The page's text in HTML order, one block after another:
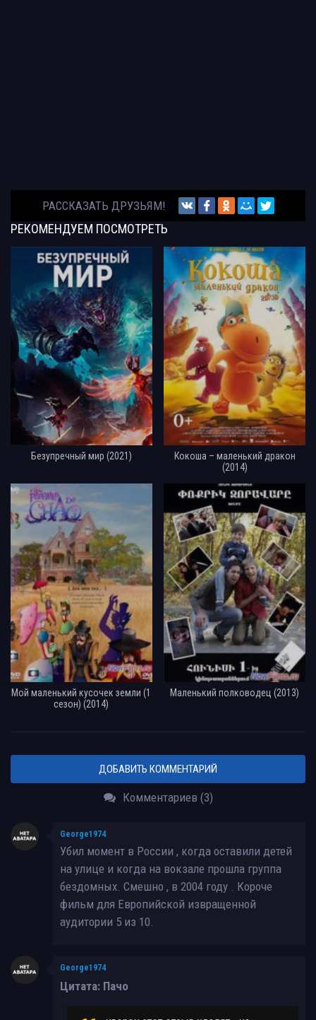
РАССКАЗАТЬ ДРУЗЬЯМ!
РЕКОМЕНДУЕМ ПОСМОТРЕТЬ
Безупречный мир (2021)
Кокоша – маленький дракон
(2014)
Мой маленький кусочек земли (1
сезон) (2014)
Маленький полководец (2013)
ДОБАВИТЬ КОММЕНТАРИЙ
Комментариев (3)
George1974
Убил момент в России , когда оставили детей
на улице и когда на вокзале прошла группа
бездомных. Смешно , в 2004 году . Короче
фильм для Европийской извращенной
аудитории 5 из 10.
George1974
Цитата: Пачо